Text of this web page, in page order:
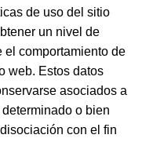
y cuadernos.
de uso del sitio
un nivel de
el comportamiento de
web. Estos datos
asociados a
o bien
con el fin